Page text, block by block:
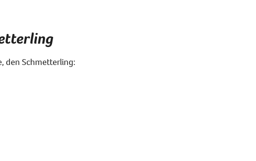
den Schmetterling: